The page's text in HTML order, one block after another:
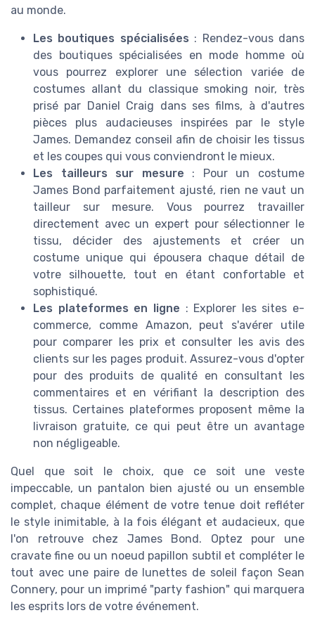
au monde.
Les boutiques spécialisées : Rendez-vous dans
des boutiques spécialisées en mode homme où
vous pourrez explorer une sélection variée de
costumes allant du classique smoking noir, très
prisé par Daniel Craig dans ses films, à d'autres
pièces plus audacieuses inspirées par le style
James. Demandez conseil afin de choisir les tissus
et les coupes qui vous conviendront le mieux.
Les tailleurs sur mesure : Pour un costume
James Bond parfaitement ajusté, rien ne vaut un
tailleur sur mesure. Vous pourrez travailler
directement avec un expert pour sélectionner le
tissu, décider des ajustements et créer un
costume unique qui épousera chaque détail de
votre silhouette, tout en étant confortable et
sophistiqué.
Les plateformes en ligne : Explorer les sites e-
commerce, comme Amazon, peut s'avérer utile
pour comparer les prix et consulter les avis des
clients sur les pages produit. Assurez-vous d'opter
pour des produits de qualité en consultant les
commentaires et en vérifiant la description des
tissus. Certaines plateformes proposent même la
livraison gratuite, ce qui peut être un avantage
non négligeable.
Quel que soit le choix, que ce soit une veste
impeccable, un pantalon bien ajusté ou un ensemble
complet, chaque élément de votre tenue doit refléter
le style inimitable, à la fois élégant et audacieux, que
l'on retrouve chez James Bond. Optez pour une
cravate fine ou un noeud papillon subtil et compléter le
tout avec une paire de lunettes de soleil façon Sean
Connery, pour un imprimé "party fashion" qui marquera
les esprits lors de votre événement.